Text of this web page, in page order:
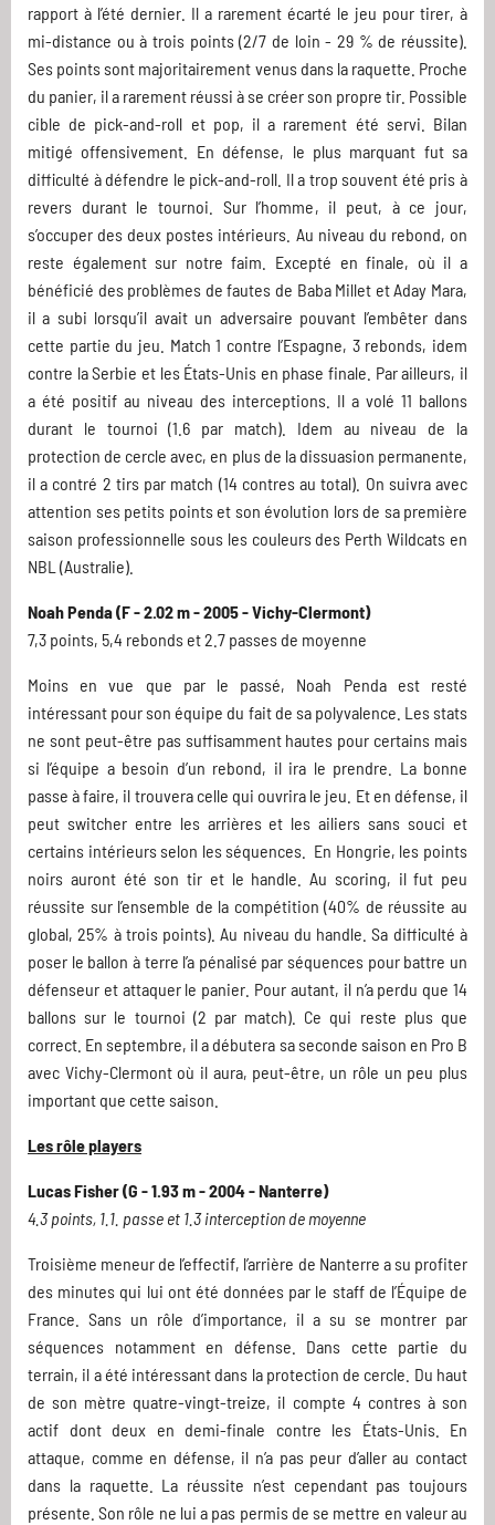
rapport à l’été dernier. Il a rarement écarté le jeu pour tirer, à
mi-distance ou à trois points (2/7 de loin - 29 % de réussite).
Ses points sont majoritairement venus dans la raquette. Proche
du panier, il a rarement réussi à se créer son propre tir. Possible
cible de pick-and-roll et pop, il a rarement été servi. Bilan
mitigé offensivement. En défense, le plus marquant fut sa
difficulté à défendre le pick-and-roll. Il a trop souvent été pris à
revers durant le tournoi. Sur l’homme, il peut, à ce jour,
s’occuper des deux postes intérieurs. Au niveau du rebond, on
reste également sur notre faim. Excepté en finale, où il a
bénéficié des problèmes de fautes de Baba Millet et Aday Mara,
il a subi lorsqu’il avait un adversaire pouvant l’embêter dans
cette partie du jeu. Match 1 contre l’Espagne, 3 rebonds, idem
contre la Serbie et les États-Unis en phase finale. Par ailleurs, il
a été positif au niveau des interceptions. Il a volé 11 ballons
durant le tournoi (1.6 par match). Idem au niveau de la
protection de cercle avec, en plus de la dissuasion permanente,
il a contré 2 tirs par match (14 contres au total). On suivra avec
attention ses petits points et son évolution lors de sa première
saison professionnelle sous les couleurs des Perth Wildcats en
NBL (Australie).
Noah Penda (F - 2.02 m - 2005 - Vichy-Clermont)
7,3 points, 5,4 rebonds et 2.7 passes de moyenne
Moins en vue que par le passé, Noah Penda est resté
intéressant pour son équipe du fait de sa polyvalence. Les stats
ne sont peut-être pas suffisamment hautes pour certains mais
si l’équipe a besoin d’un rebond, il ira le prendre. La bonne
passe à faire, il trouvera celle qui ouvrira le jeu. Et en défense, il
peut switcher entre les arrières et les ailiers sans souci et
certains intérieurs selon les séquences. En Hongrie, les points
noirs auront été son tir et le handle. Au scoring, il fut peu
réussite sur l’ensemble de la compétition (40% de réussite au
global, 25% à trois points). Au niveau du handle. Sa difficulté à
poser le ballon à terre l’a pénalisé par séquences pour battre un
défenseur et attaquer le panier. Pour autant, il n’a perdu que 14
ballons sur le tournoi (2 par match). Ce qui reste plus que
correct. En septembre, il a débutera sa seconde saison en Pro B
avec Vichy-Clermont où il aura, peut-être, un rôle un peu plus
important que cette saison.
Les rôle players
Lucas Fisher (G - 1.93 m - 2004 - Nanterre)
4.3 points, 1.1. passe et 1.3 interception de moyenne
Troisième meneur de l’effectif, l’arrière de Nanterre a su profiter
des minutes qui lui ont été données par le staff de l’Équipe de
France. Sans un rôle d’importance, il a su se montrer par
séquences notamment en défense. Dans cette partie du
terrain, il a été intéressant dans la protection de cercle. Du haut
de son mètre quatre-vingt-treize, il compte 4 contres à son
actif dont deux en demi-finale contre les États-Unis. En
attaque, comme en défense, il n’a pas peur d’aller au contact
dans la raquette. La réussite n’est cependant pas toujours
présente. Son rôle ne lui a pas permis de se mettre en valeur au